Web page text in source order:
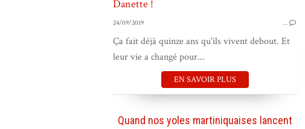
24/09/2019 …
Ça fait déjà quinze ans qu'ils vivent debout. Et
leur vie a changé pour...
EN SAVOIR PLUS
Quand nos yoles martiniquaises lancent